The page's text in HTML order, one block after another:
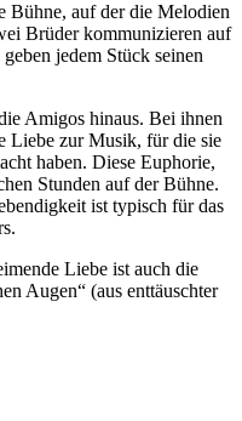
Bühne, auf der die Melodien
Brüder kommunizieren auf
jedem Stück seinen
Amigos hinaus. Bei ihnen
Liebe zur Musik, für die sie
haben. Diese Euphorie,
Stunden auf der Bühne.
ist typisch für das
Liebe ist auch die
Augen“ (aus enttäuschter